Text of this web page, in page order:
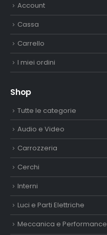
Account
Cassa
Carrello
I miei ordini
Shop
Tutte le categorie
Audio e Video
Carrozzeria
Cerchi
Interni
Luci e Parti Elettriche
Meccanica e Performance